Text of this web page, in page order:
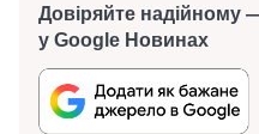
Довіряйте надійному
у Google Новинах